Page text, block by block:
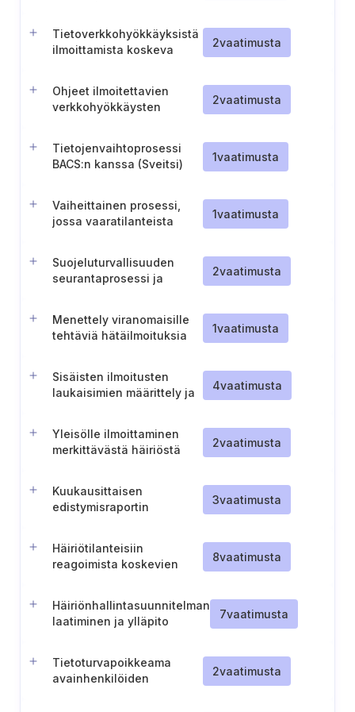
Tietoverkkohyökkäyksistä
ilmoittamista koskeva
2vaatimusta
Ohjeet ilmoitettavien
verkkohyökkäysten
2vaatimusta
Tietojenvaihtoprosessi
BACS:n kanssa (Sveitsi)
1vaatimusta
Vaiheittainen prosessi,
jossa vaaratilanteista
1vaatimusta
Suojeluturvallisuuden
seurantaprosessi ja
2vaatimusta
Menettely viranomaisille
tehtäviä hätäilmoituksia
1vaatimusta
Sisäisten ilmoitusten
laukaisimien määrittely ja
4vaatimusta
Yleisölle ilmoittaminen
merkittävästä häiriöstä
2vaatimusta
Kuukausittaisen
edistymisraportin
3vaatimusta
Häiriötilanteisiin
reagoimista koskevien
8vaatimusta
Häiriönhallintasuunnitelman
laatiminen ja ylläpito
7vaatimusta
Tietoturvapoikkeama
avainhenkilöiden
2vaatimusta